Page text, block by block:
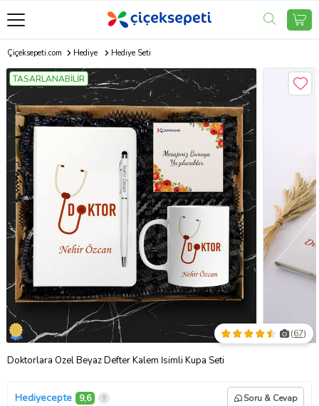
Çiçeksepeti.com Hediye Hediye Seti
TASARLANABİLİR
Doktorlara Özel Beyaz Defter Kalem İsimli Kupa Seti
(67)
Hediyecepte 9,6 Soru & Cevap